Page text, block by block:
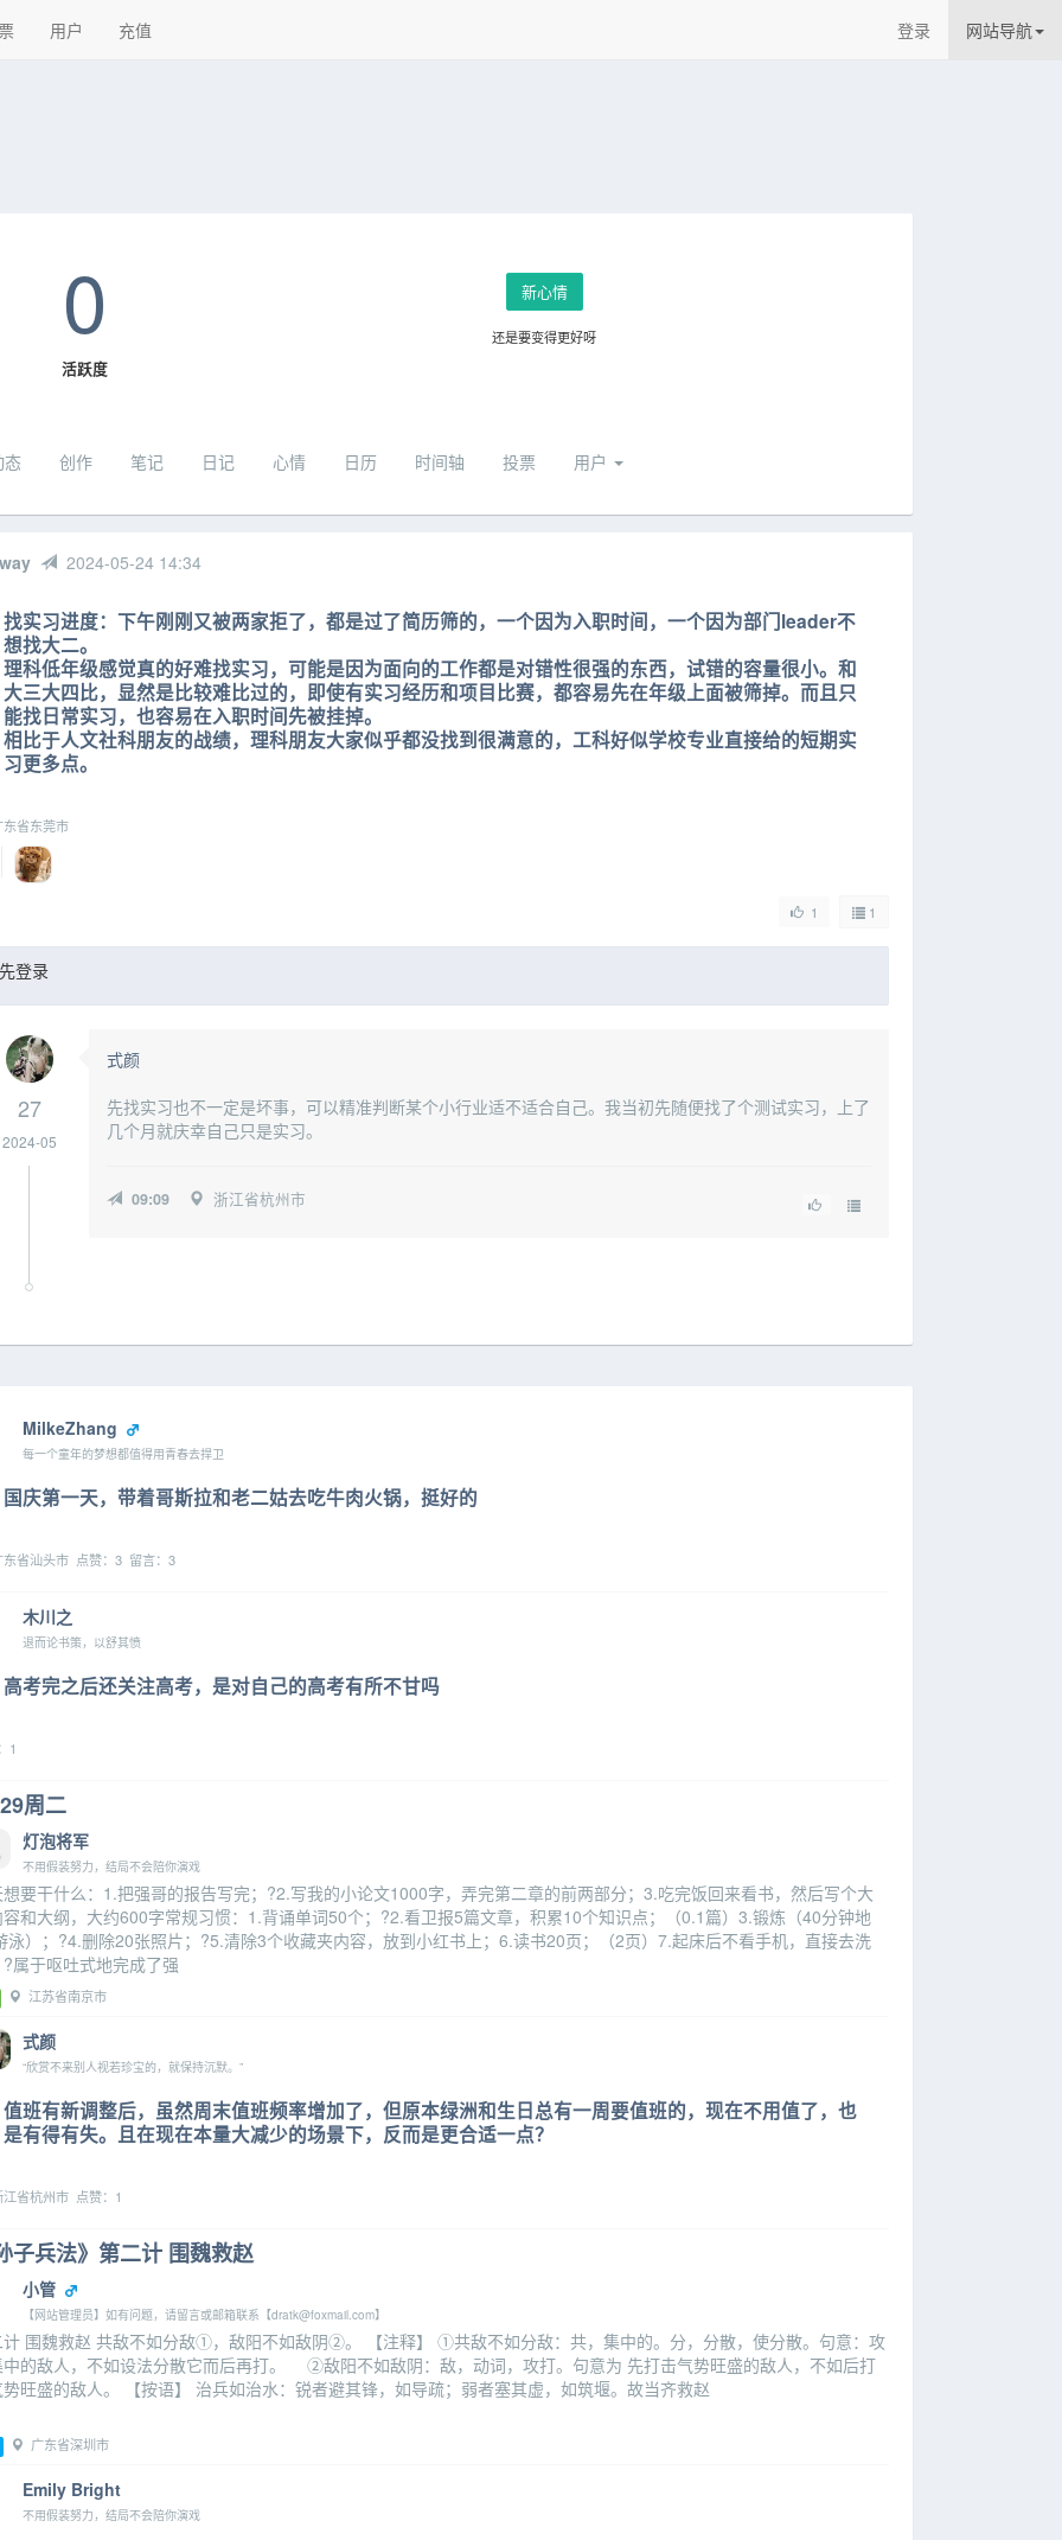
用户 充值 登录 网站导航
0
活跃度
新心情
还是要变得更好呀
态 创作 笔记 日记 心情 日历 时间轴 投票 用户
2024-05-24 14:34
找实习进度：下午刚刚又被两家拒了，都是过了简历筛的，一个因为入职时间，一个因为部门leader不
想找大二。
理科低年级感觉真的好难找实习，可能是因为面向的工作都是对错性很强的东西，试错的容量很小。和
大三大四比，显然是比较难比过的，即使有实习经历和项目比赛，都容易先在年级上面被筛掉。而且只
能找日常实习，也容易在入职时间先被挂掉。
相比于人文社科朋友的战绩，理科朋友大家似乎都没找到很满意的，工科好似学校专业直接给的短期实
习更多点。
省东莞市
1 1
登录
27
2024-05
式颜
先找实习也不一定是坏事，可以精准判断某个小行业适不适合自己。我当初先随便找了个测试实习，上了
几个月就庆幸自己只是实习。
09:09 浙江省杭州市
MilkeZhang
每一个童年的梦想都值得用青春去捍卫
国庆第一天，带着哥斯拉和老二姑去吃牛肉火锅，挺好的
省汕头市 点赞：3 留言：3
木川之
退而论书策，以舒其愤
高考完之后还关注高考，是对自己的高考有所不甘吗
1
周二
灯泡将军
不用假装努力，结局不会陪你演戏
要干什么：1.把强哥的报告写完；?2.写我的小论文1000字，弄完第二章的前两部分；3.吃完饭回来看书，然后写个大
和大纲，大约600字常规习惯：1.背诵单词50个；?2.看卫报5篇文章，积累10个知识点；（0.1篇）3.锻炼（40分钟地
泳）；?4.删除20张照片；?5.清除3个收藏夹内容，放到小红书上；6.读书20页；（2页）7.起床后不看手机，直接去洗
属于呕吐式地完成了强
江苏省南京市
式颜
“欣赏不来别人视若珍宝的，就保持沉默。”
值班有新调整后，虽然周末值班频率增加了，但原本绿洲和生日总有一周要值班的，现在不用值了，也
是有得有失。且在现在本量大减少的场景下，反而是更合适一点？
省杭州市 点赞：1
子兵法》第二计 围魏救赵
小管
【网站管理员】如有问题，请留言或邮箱联系【dratk@foxmail.com】
围魏救赵 共敌不如分敌①，敌阳不如敌阴②。 【注释】 ①共敌不如分敌：共，集中的。分，分散，使分散。句意：攻
的敌人，不如设法分散它而后再打。 ②敌阳不如敌阴：敌，动词，攻打。句意为 先打击气势旺盛的敌人，不如后打
旺盛的敌人。 【按语】 治兵如治水：锐者避其锋，如导疏；弱者塞其虚，如筑堰。故当齐救赵
广东省深圳市
Emily Bright
不用假装努力，结局不会陪你演戏